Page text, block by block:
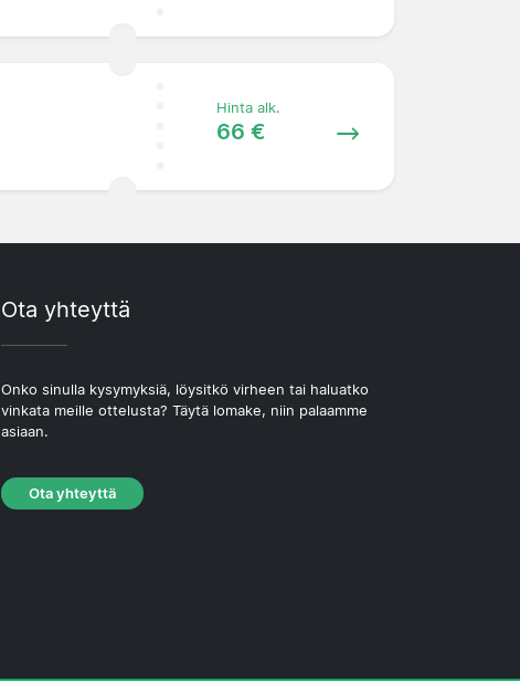
Hinta alk.
66 €
Ota yhteyttä
Onko sinulla kysymyksiä, löysitkö virheen tai haluatko
vinkata meille ottelusta? Täytä lomake, niin palaamme
asiaan.
Ota yhteyttä